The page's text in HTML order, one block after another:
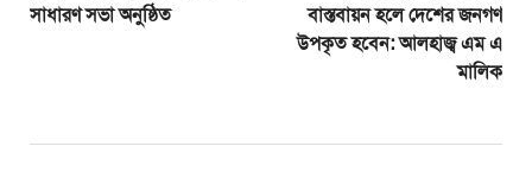
সাধারণ সভা অনুষ্ঠিত
বাস্তবায়ন হলে দেশের জনগণ
উপকৃত হবেন: আলহাজ্ব এম এ
মালিক